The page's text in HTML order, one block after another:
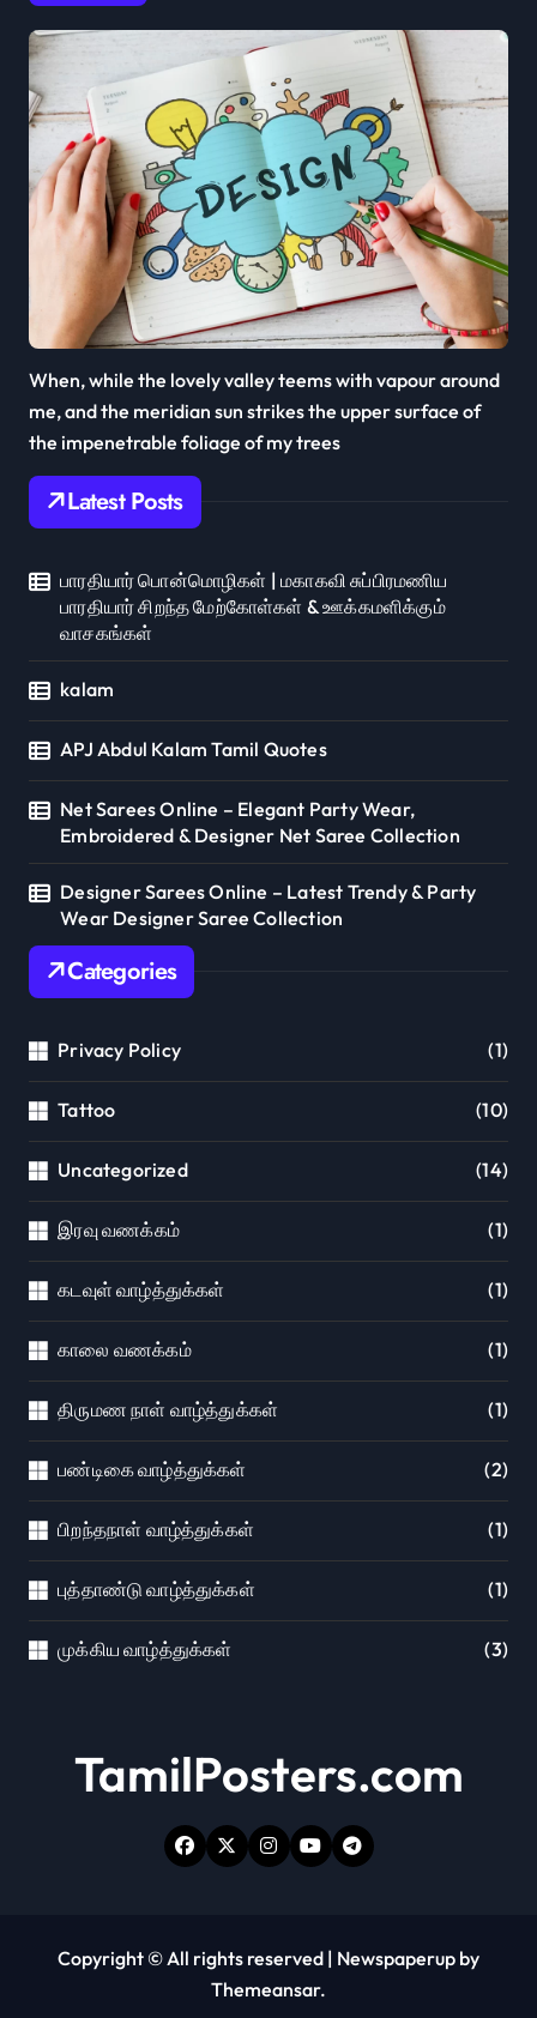
When, while the lovely valley teems with vapour around
me, and the meridian sun strikes the upper surface of
the impenetrable foliage of my trees
Latest Posts
பாரதியார் பொன்மொழிகள் | மகாகவி சுப்பிரமணிய
பாரதியார் சிறந்த மேற்கோள்கள் & ஊக்கமளிக்கும்
வாசகங்கள்
kalam
APJ Abdul Kalam Tamil Quotes
Net Sarees Online – Elegant Party Wear,
Embroidered & Designer Net Saree Collection
Designer Sarees Online – Latest Trendy & Party
Wear Designer Saree Collection
Categories
Privacy Policy (1)
Tattoo (10)
Uncategorized (14)
இரவு வணக்கம் (1)
கடவுள் வாழ்த்துக்கள் (1)
காலை வணக்கம் (1)
திருமண நாள் வாழ்த்துக்கள் (1)
பண்டிகை வாழ்த்துக்கள் (2)
பிறந்தநாள் வாழ்த்துக்கள் (1)
புத்தாண்டு வாழ்த்துக்கள் (1)
முக்கிய வாழ்த்துக்கள் (3)
TamilPosters.com
Copyright © All rights reserved | Newspaperup by
Themeansar.